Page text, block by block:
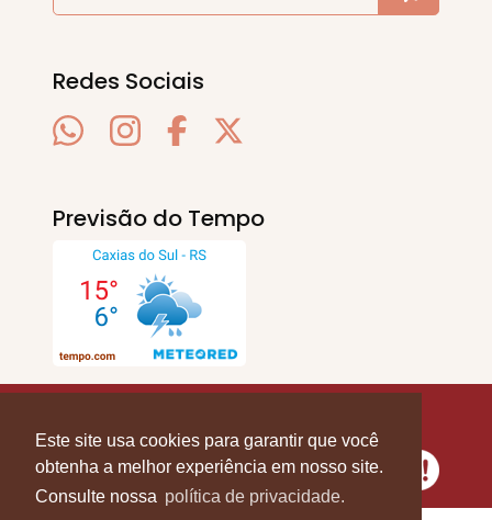
Este site usa cookies para garantir que você
obtenha a melhor experiência em nosso site.
Consulte nossa política de privacidade.
Redes Sociais
Previsão do Tempo
Direitos Reservados.